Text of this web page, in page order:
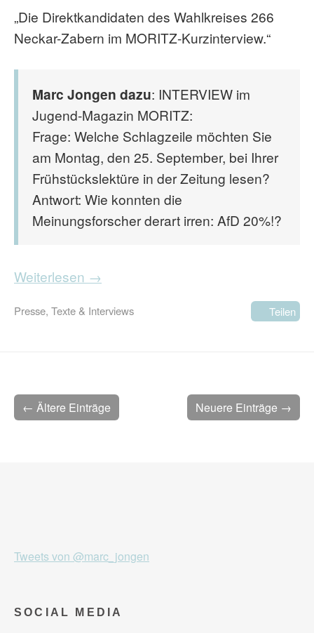
„Die Direktkandidaten des Wahlkreises 266
Neckar-Zabern im MORITZ-Kurzinterview.“
Marc Jongen dazu: INTERVIEW im
Jugend-Magazin MORITZ:
Frage: Welche Schlagzeile möchten Sie
am Montag, den 25. September, bei Ihrer
Frühstückslektüre in der Zeitung lesen?
Antwort: Wie konnten die
Meinungsforscher derart irren: AfD 20%!?
Weiterlesen →
Presse, Texte & Interviews Teilen
← Ältere Einträge Neuere Einträge →
Tweets von @marc_jongen
SOCIAL MEDIA